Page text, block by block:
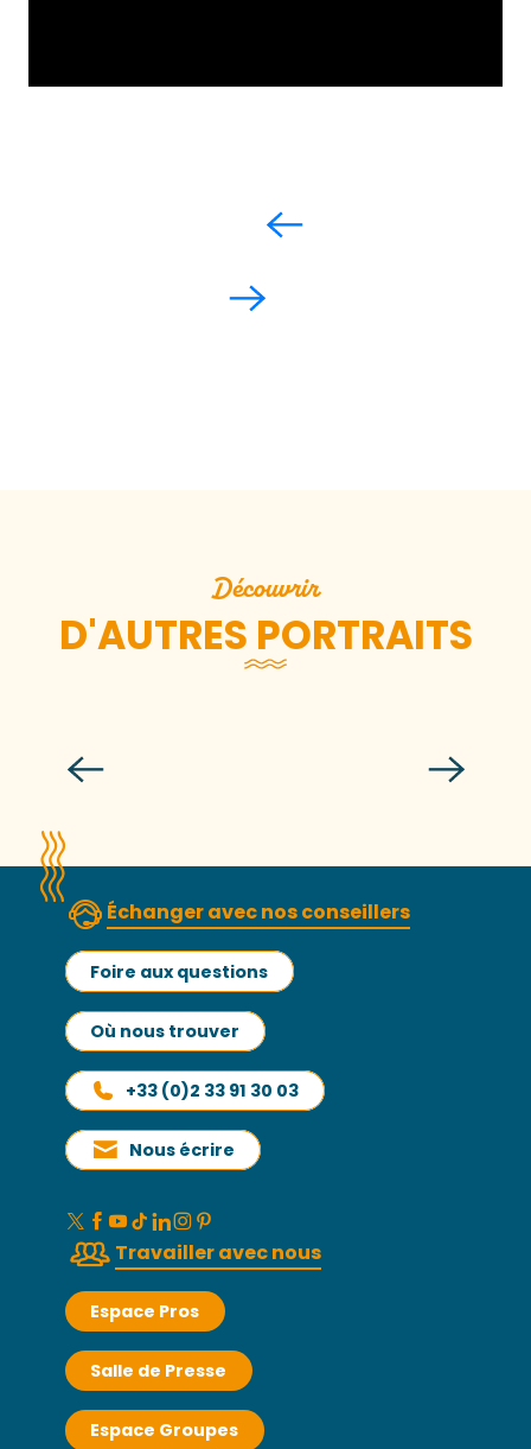
Découvrir
D'AUTRES PORTRAITS
Échanger avec nos conseillers
Foire aux questions
Où nous trouver
+33 (0)2 33 91 30 03
Nous écrire
Travailler avec nous
Espace Pros
Salle de Presse
Espace Groupes